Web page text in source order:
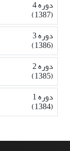
دوره 4
(1387)
دوره 3
(1386)
دوره 2
(1385)
دوره 1
(1384)